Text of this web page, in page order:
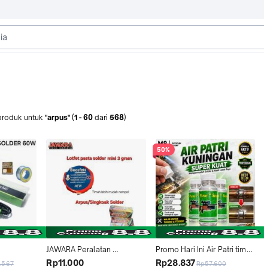
untuk "arpus" (1 -60 dari 568)
JAWARA Peralatan
perlengkapan solder Arpus
Rp11.000
50%
Promo Hari Ini Air Patri timah
ke Kuningan kemasan 80ml
Rp28.837Rp57.600